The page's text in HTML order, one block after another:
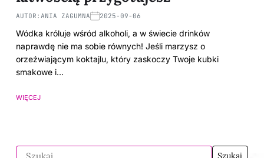
AUTOR: ANIA ZAGUMNA 2025-09-06
Wódka króluje wśród alkoholi, a w świecie drinków
naprawdę nie ma sobie równych! Jeśli marzysz o
orzeźwiającym koktajlu, który zaskoczy Twoje kubki
smakowe i…
WIĘCEJ